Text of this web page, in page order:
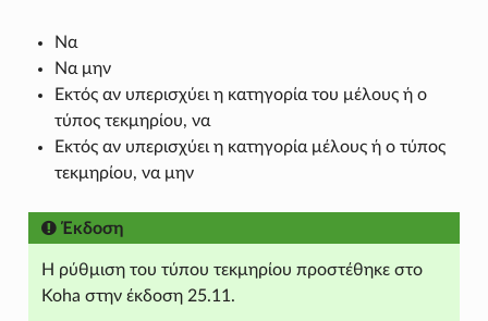
Να
Να μην
Εκτός αν υπερισχύει η κατηγορία του μέλους ή ο
τύπος τεκμηρίου, να
Εκτός αν υπερισχύει η κατηγορία μέλους ή ο τύπος
τεκμηρίου, να μην
Έκδοση
Η ρύθμιση του τύπου τεκμηρίου προστέθηκε στο
Koha στην έκδοση 25.11.